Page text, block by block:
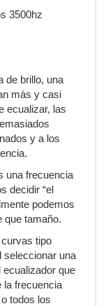
3500hz
de brillo, una
más y casi
ecualizar, las
y a los
una frecuencia
decidir “el
podemos
que tamaño.
tipo
seleccionar una
que
la frecuencia
todos los